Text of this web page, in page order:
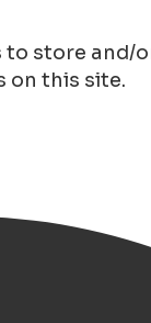
store
on this site.